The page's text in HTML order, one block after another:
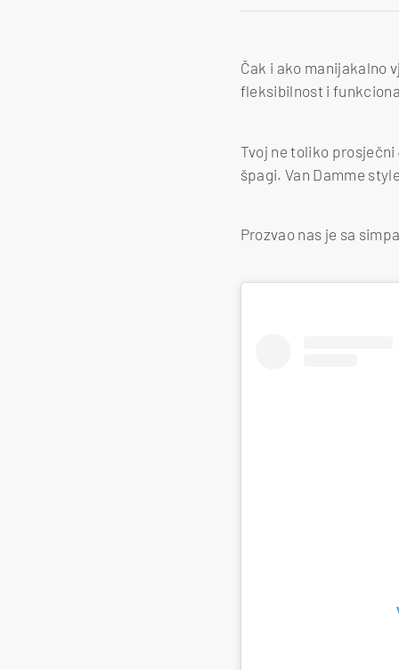
Čak i ako manijakalno
fleksibilnost i
Tvoj ne toliko
špagi. Van Damme
Prozvao nas je sa